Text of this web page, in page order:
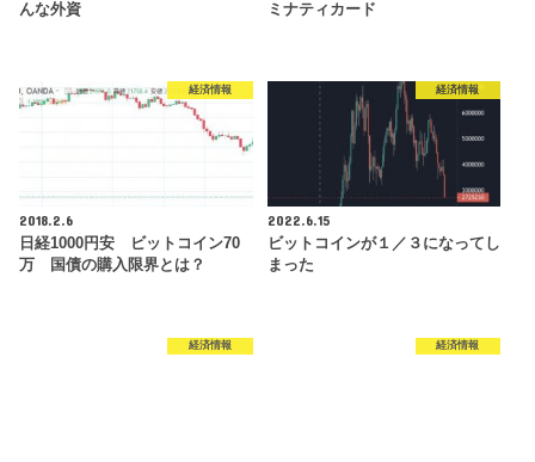
んな外資
ミナティカード
経済情報
2018.2.6
日経1000円安 ビットコイン70
万 国債の購入限界とは？
経済情報
2022.6.15
ビットコインが１／３になってし
まった
経済情報 経済情報